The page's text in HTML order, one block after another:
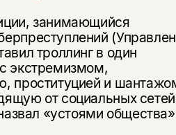
занимающийся
троллинг в один
экстремизмом,
проституцией и
от социальных сетей
«устоями